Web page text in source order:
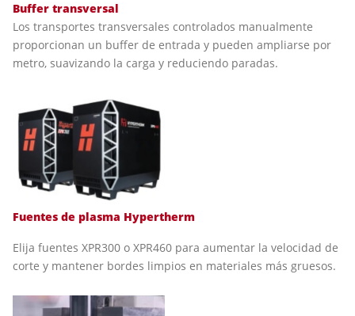
Buffer transversal
Los transportes transversales controlados manualmente
proporcionan un buffer de entrada y pueden ampliarse por
metro, suavizando la carga y reduciendo paradas.
Fuentes de plasma Hypertherm
Elija fuentes XPR300 o XPR460 para aumentar la velocidad de
corte y mantener bordes limpios en materiales más gruesos.